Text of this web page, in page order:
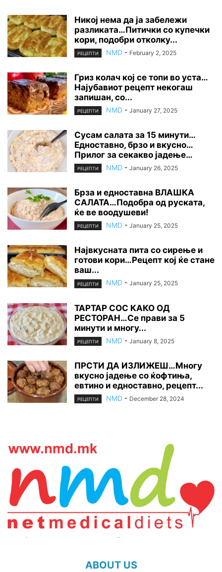
Никој нема да ја забележи
разликата…Питички со купечки
кори, подобри отколку...
РЕЦЕПТИ NMD - February 2, 2025
Гриз колач кој се топи во уста…
Најубавиот рецепт некогаш
запишан, со...
РЕЦЕПТИ NMD - January 27, 2025
Сусам салата за 15 минути…
Едноставно, брзо и вкусно…
Прилог за секакво јадење…
РЕЦЕПТИ NMD - January 26, 2025
Брза и едноставна ВЛАШКА
САЛАТА…Подобра од руската,
ќе ве воодушеви!
РЕЦЕПТИ NMD - January 25, 2025
Највкусната пита со сирење и
готови кори…Рецепт кој ќе стане
ваш...
РЕЦЕПТИ NMD - January 25, 2025
ТАРТАР СОС КАКО ОД
РЕСТОРАН…Се прави за 5
минути и многу...
РЕЦЕПТИ NMD - January 8, 2025
ПРСТИ ДА ИЗЛИЖЕШ…Многу
вкусно јадење со ќофтиња,
евтино и едноставно, рецепт...
РЕЦЕПТИ NMD - December 28, 2024
ABOUT US